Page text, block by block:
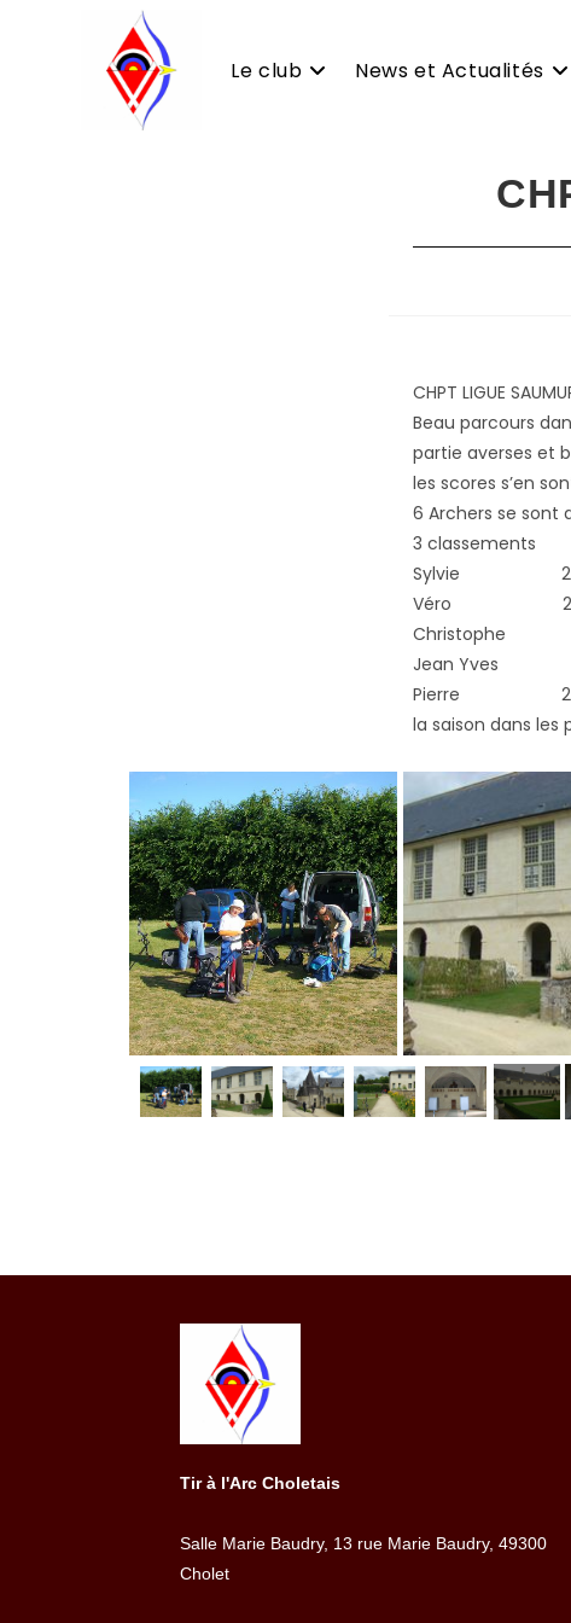
Le club News et Actualités
CHPT LIGUE
Beau parcours
partie averses et
les scores s’en
6 Archers se sont
3
Sylvie
Véro 2
Jean
Pierre
la saison dans
Tir à l'Arc Choletais
Salle Marie Baudry, 13 rue Marie Baudry, 49300
Cholet